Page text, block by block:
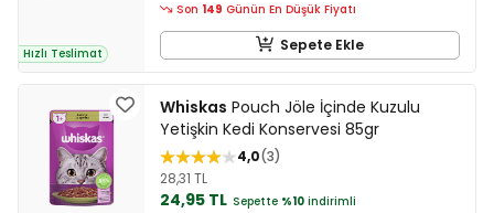
Hızlı Teslimat
Son 149 Günün En Düşük Fiyatı
Sepete Ekle
Whiskas Pouch Jöle İçinde Kuzulu
Yetişkin Kedi Konservesi 85gr
4,0 3
28,31 TL
24,95 TL Sepette %10 indirimli